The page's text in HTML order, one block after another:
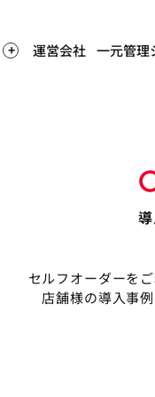
運営会社 一元管理
セルフオーダーを
店舗様の導入事